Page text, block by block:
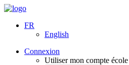
FR
English
Connexion
Utiliser mon compte école